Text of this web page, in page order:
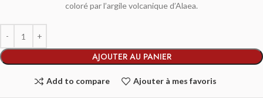
coloré par l’argile volcanique d’Alaea.
AJOUTER AU PANIER
Add to compare Ajouter à mes favoris